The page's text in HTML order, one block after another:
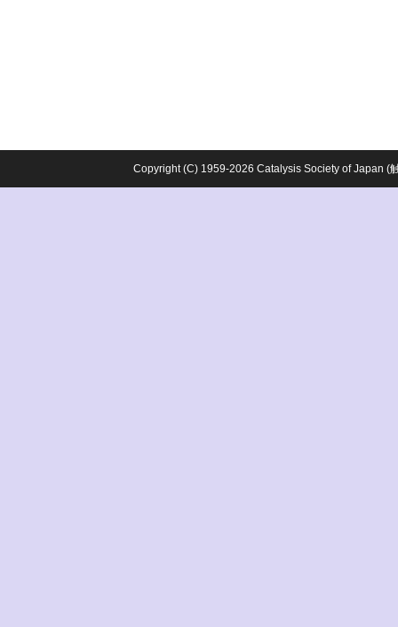
Copyright (C) 1959-2026 Catalysis Society of Japan (